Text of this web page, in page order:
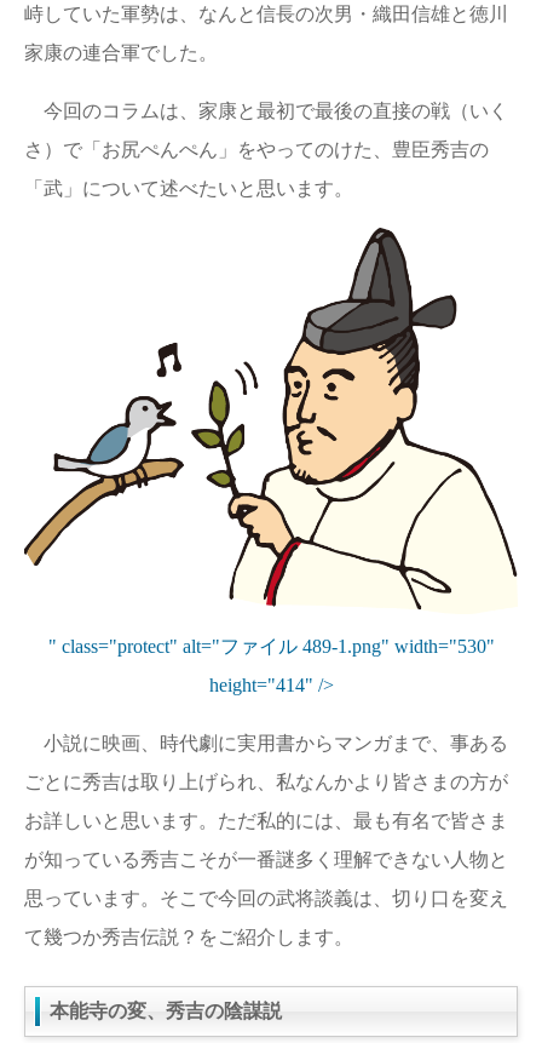
峙していた軍勢は、なんと信長の次男・織田信雄と徳川
家康の連合軍でした。
今回のコラムは、家康と最初で最後の直接の戦（いく
さ）で「お尻ぺんぺん」をやってのけた、豊臣秀吉の
「武」について述べたいと思います。
" class="protect" alt="ファイル 489-1.png" width="530"
height="414" />
小説に映画、時代劇に実用書からマンガまで、事ある
ごとに秀吉は取り上げられ、私なんかより皆さまの方が
お詳しいと思います。ただ私的には、最も有名で皆さま
が知っている秀吉こそが一番謎多く理解できない人物と
思っています。そこで今回の武将談義は、切り口を変え
て幾つか秀吉伝説？をご紹介します。
本能寺の変、秀吉の陰謀説